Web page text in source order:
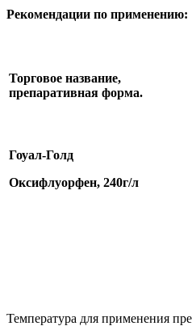
Рекомендации по применению:
Торговое название,
препаративная форма.
Гоуал-Голд
Оксифлуорфен, 240г/л
Температура для применения